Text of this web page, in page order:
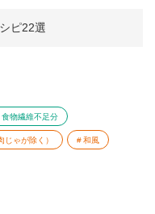
ピ22選
食物繊維不足分
じゃが除く） 和風